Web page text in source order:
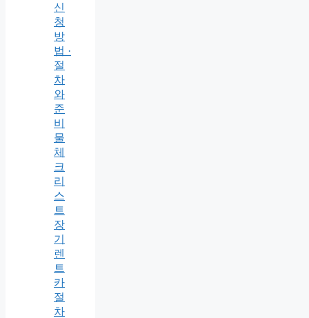
신
청
방
법 ·
절
차
와
준
비
물
체
크
리
스
트
장
기
렌
트
카
절
차